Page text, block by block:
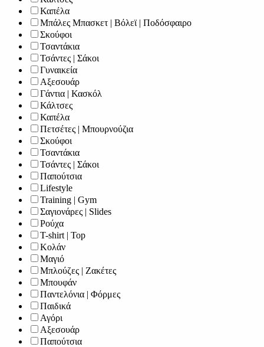
Καπέλα
Μπάλες Μπασκετ | Βόλεϊ | Ποδόσφαιρο
Σκούφοι
Τσαντάκια
Τσάντες | Σάκοι
Γυναικεία
Αξεσουάρ
Γάντια | Κασκόλ
Κάλτσες
Καπέλα
Πετσέτες | Μπουρνούζια
Σκούφοι
Τσαντάκια
Τσάντες | Σάκοι
Παπούτσια
Lifestyle
Training | Gym
Σαγιονάρες | Slides
Ρούχα
T-shirt | Top
Κολάν
Μαγιό
Μπλούζες | Ζακέτες
Μπουφάν
Παντελόνια | Φόρμες
Παιδικά
Αγόρι
Αξεσουάρ
Παπούτσια